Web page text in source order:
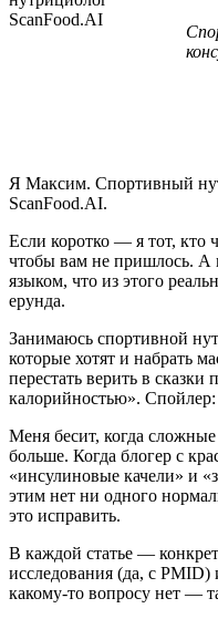
Я Максим. Спортивный
ScanFood.AI.
Если коротко — я тот, кто
чтобы вам не пришлось. А
языком, что из этого
ерунда.
Занимаюсь спортивной
которые хотят и набрать
перестать верить в
калорийностью». Спойлер:
Меня бесит, когда
больше. Когда блогер с
«инсулиновые качели» и
этим нет ни одного
это исправить.
В каждой статье —
исследования (да, с
какому-то вопросу нет —